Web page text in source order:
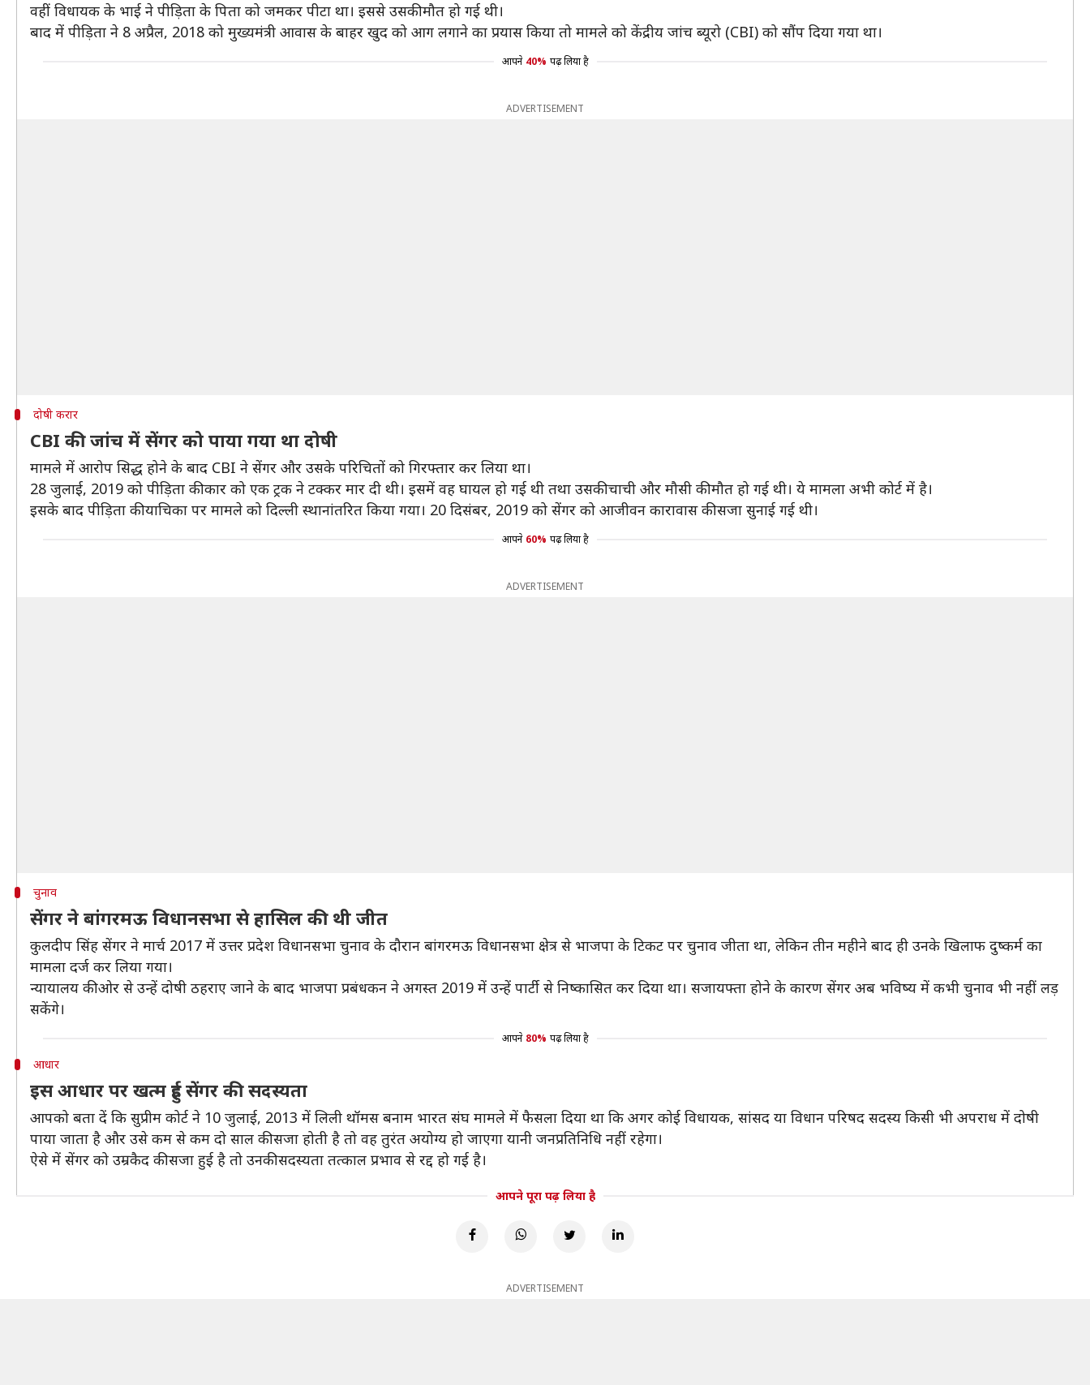
वहीं विधायक के भाई ने पीड़िता के पिता को जमकर पीटा था। इससे उसकी मौत हो गई थी।
बाद में पीड़िता ने 8 अप्रैल, 2018 को मुख्यमंत्री आवास के बाहर खुद को आग लगाने का प्रयास किया तो मामले को केंद्रीय जांच ब्यूरो (CBI) को सौंप दिया गया था।
आपने 40% पढ़ लिया है
ADVERTISEMENT
दोषी करार
CBI की जांच में सेंगर को पाया गया था दोषी
मामले में आरोप सिद्ध होने के बाद CBI ने सेंगर और उसके परिचितों को गिरफ्तार कर लिया था।
28 जुलाई, 2019 को पीड़िता की कार को एक ट्रक ने टक्कर मार दी थी। इसमें वह घायल हो गई थी तथा उसकी चाची और मौसी की मौत हो गई थी। ये मामला अभी कोर्ट में है।
इसके बाद पीड़िता की याचिका पर मामले को दिल्ली स्थानांतरित किया गया। 20 दिसंबर, 2019 को सेंगर को आजीवन कारावास की सजा सुनाई गई थी।
आपने 60% पढ़ लिया है
ADVERTISEMENT
चुनाव
सेंगर ने बांगरमऊ विधानसभा से हासिल की थी जीत
कुलदीप सिंह सेंगर ने मार्च 2017 में उत्तर प्रदेश विधानसभा चुनाव के दौरान बांगरमऊ विधानसभा क्षेत्र से भाजपा के टिकट पर चुनाव जीता था, लेकिन तीन महीने बाद ही उनके खिलाफ दुष्कर्म का
मामला दर्ज कर लिया गया।
न्यायालय की ओर से उन्हें दोषी ठहराए जाने के बाद भाजपा प्रबंधकन ने अगस्त 2019 में उन्हें पार्टी से निष्कासित कर दिया था। सजायफ्ता होने के कारण सेंगर अब भविष्य में कभी चुनाव भी नहीं लड़
सकेंगे।
आपने 80% पढ़ लिया है
आधार
इस आधार पर खत्म हुई सेंगर की सदस्यता
आपको बता दें कि सुप्रीम कोर्ट ने 10 जुलाई, 2013 में लिली थॉमस बनाम भारत संघ मामले में फैसला दिया था कि अगर कोई विधायक, सांसद या विधान परिषद सदस्य किसी भी अपराध में दोषी
पाया जाता है और उसे कम से कम दो साल की सजा होती है तो वह तुरंत अयोग्य हो जाएगा यानी जनप्रतिनिधि नहीं रहेगा।
ऐसे में सेंगर को उम्रकैद की सजा हुई है तो उनकी सदस्यता तत्काल प्रभाव से रद्द हो गई है।
आपने पूरा पढ़ लिया है
ADVERTISEMENT